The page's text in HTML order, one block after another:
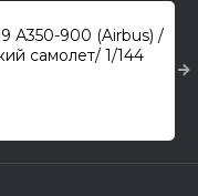
А350-900 (Airbus) /
самолет/ 1/144